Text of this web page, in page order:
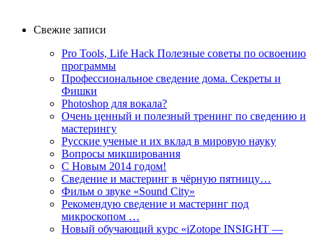
Свежие записи
Pro Tools, Life Hack Полезные советы по освоению
программы
Профессиональное сведение дома. Секреты и
Фишки
Photoshop для вокала?
Очень ценный и полезный тренинг по сведению и
мастерингу
Русские ученые и их вклад в мировую науку
Вопросы микширования
C Новым 2014 годом!
Сведение и мастеринг в чёрную пятницу…
Фильм о звуке «Sоund Сity»
Рекомендую сведение и мастеринг под
микроскопом …
Новый обучающий курс «iZotope INSIGHT —